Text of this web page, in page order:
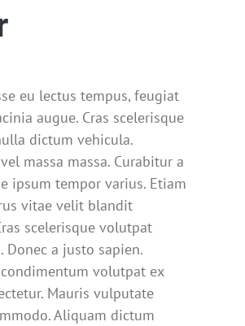
eu lectus tempus, feugiat
augue. Cras scelerisque
dictum vehicula.
massa massa. Curabitur a
ipsum tempor varius. Etiam
vitae velit blandit
scelerisque volutpat
Donec a justo sapien.
volutpat ex
Mauris vulputate
Aliquam dictum